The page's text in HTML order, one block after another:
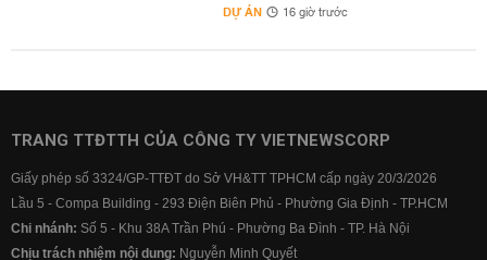
DỰ ÁN 16 giờ trước
TRANG TTĐTTH CỦA CÔNG TY VIETNEWSCORP
Giấy phép số 3324/GP-TTĐT do Sở VH&TT TPHCM cấp ngày 20/3/2026
Lầu 5 - Compa Building - 293 Điện Biên Phủ - Phường Gia Định - TP.HCM
Chi nhánh: Số 5 - Khu 38A Trần Phú - Phường Ba Đình - TP. Hà Nội
Chịu trách nhiệm nội dung: Nguyễn Minh Quyết